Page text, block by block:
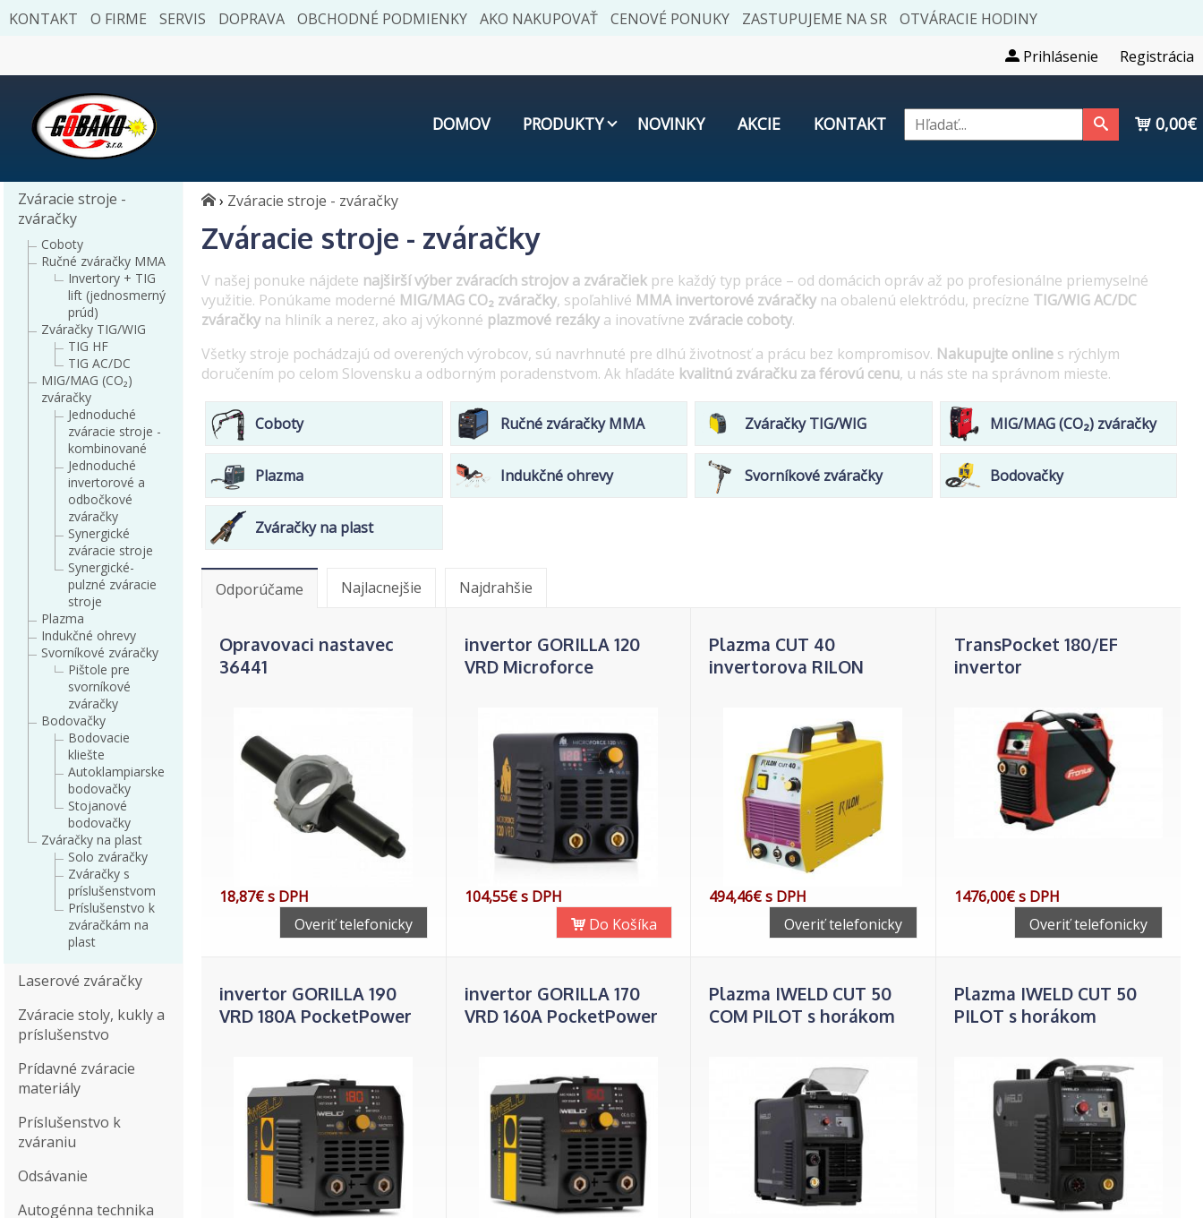
KONTAKT O FIRME SERVIS DOPRAVA OBCHODNÉ PODMIENKY AKO NAKUPOVAŤ CENOVÉ PONUKY ZASTUPUJEME NA SR
OTVÁRACIE HODINY
Prihlásenie
Registrácia
DOMOV PRODUKTY NOVINKY AKCIE KONTAKT 0,00€
Zváracie stroje -
zváračky
Coboty
Ručné zváračky MMA
Invertory + TIG
lift (jednosmerný
prúd)
Zváračky TIG/WIG
TIG HF
TIG AC/DC
MIG/MAG (CO₂)
zváračky
Jednoduché
zváracie stroje -
kombinované
Jednoduché
invertorové a
odbočkové
zváračky
Synergické
zváracie stroje
Synergické-
pulzné zváracie
stroje
Plazma
Indukčné ohrevy
Svorníkové zváračky
Pištole pre
svorníkové
zváračky
Bodovačky
Bodovacie
kliešte
Autoklampiarske
bodovačky
Stojanové
bodovačky
Zváračky na plast
Solo zváračky
Zváračky s
príslušenstvom
Príslušenstvo k
zváračkám na
plast
Laserové zváračky
Zváracie stoly, kukly a
príslušenstvo
Prídavné zváracie
materiály
Príslušenstvo k
zváraniu
Odsávanie
Autogénna technika
› Zváracie stroje - zváračky
Zváracie stroje - zváračky
V našej ponuke nájdete najširší výber zváracích strojov a zváračiek pre každý typ práce – od domácich opráv až po profesionálne priemyselné
využitie. Ponúkame moderné MIG/MAG CO₂ zváračky, spoľahlivé MMA invertorové zváračky na obalenú elektródu, precízne TIG/WIG AC/DC
zváračky na hliník a nerez, ako aj výkonné plazmové rezáky a inovatívne zváracie coboty.
Všetky stroje pochádzajú od overených výrobcov, sú navrhnuté pre dlhú životnosť a prácu bez kompromisov. Nakupujte online s rýchlym
doručením po celom Slovensku a odborným poradenstvom. Ak hľadáte kvalitnú zváračku za férovú cenu, u nás ste na správnom mieste.
Coboty Ručné zváračky MMA Zváračky TIG/WIG MIG/MAG (CO₂) zváračky
Plazma Indukčné ohrevy Svorníkové zváračky Bodovačky
Zváračky na plast
Odporúčame Najlacnejšie Najdrahšie
Opravovaci nastavec
36441
18,87€ s DPH
Overiť telefonicky
invertor GORILLA 120
VRD Microforce
104,55€ s DPH
Do Košíka
Plazma CUT 40
invertorova RILON
494,46€ s DPH
Overiť telefonicky
TransPocket 180/EF
invertor
1476,00€ s DPH
Overiť telefonicky
invertor GORILLA 190
VRD 180A PocketPower
invertor GORILLA 170
VRD 160A PocketPower
Plazma IWELD CUT 50
COM PILOT s horákom
Plazma IWELD CUT 50
PILOT s horákom